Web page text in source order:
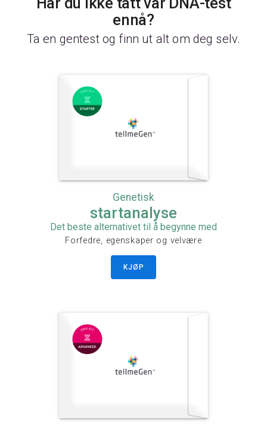
ennå?
Ta en gentest og finn ut alt om deg selv.
Genetisk
startanalyse
Det beste alternativet til å begynne med
Forfedre, egenskaper og velvære
KJØP